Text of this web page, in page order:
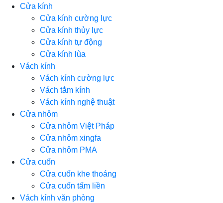
Cửa kính
Cửa kính cường lực
Cửa kính thủy lực
Cửa kính tự động
Cửa kính lùa
Vách kính
Vách kính cường lực
Vách tắm kính
Vách kính nghệ thuật
Cửa nhôm
Cửa nhôm Việt Pháp
Cửa nhôm xingfa
Cửa nhôm PMA
Cửa cuốn
Cửa cuốn khe thoáng
Cửa cuốn tấm liền
Vách kính văn phòng